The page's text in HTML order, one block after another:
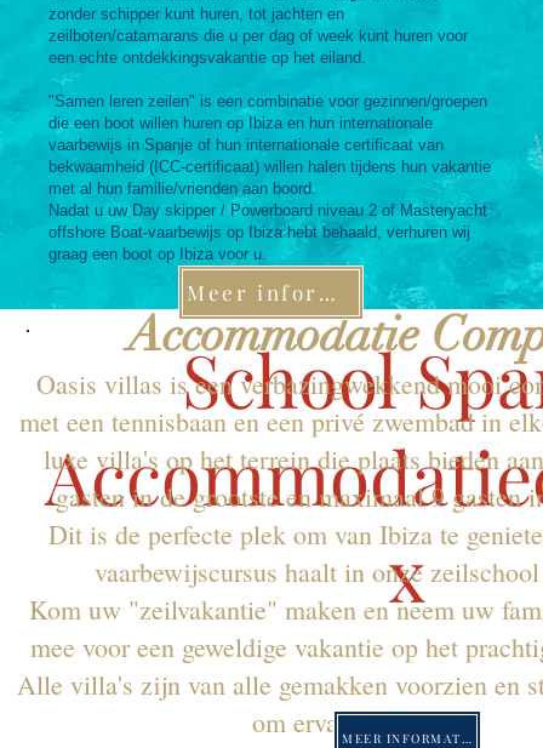
School
x
Accommodatie
Oasis villas is een verbazingwekkend mooi
met een tennisbaan en een privé zwembad in
luxe villa's op het terrein die plaats bieden
gasten in de grootste en maximaal 9 gasten
Dit is de perfecte plek om van Ibiza te
vaarbewijscursus haalt in onze
Kom uw "zeilvakantie" maken en neem uw
mee voor een geweldige vakantie op het
Alle villa's zijn van alle gemakken voorzien en
om ervan te genieten.
MEER INFORMATIE
zonder schipper kunt huren, tot jachten en
zeilboten/catamarans die u per dag of week kunt huren voor
een echte ontdekkingsvakantie op het eiland.
"Samen leren zeilen" is een combinatie voor gezinnen/groepen
die een boot willen huren op Ibiza en hun internationale
vaarbewijs in Spanje of hun internationale certificaat van
bekwaamheid (ICC-certificaat) willen halen tijdens hun vakantie
met al hun familie/vrienden aan boord.
Nadat u uw Day skipper / Powerboard niveau 2 of Masteryacht
offshore Boat-vaarbewijs op Ibiza hebt behaald, verhuren wij
graag een boot op Ibiza voor u.
Meer informatie